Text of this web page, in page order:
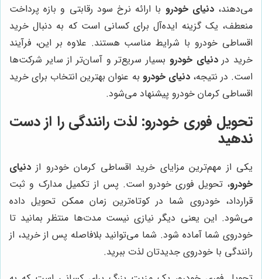
می‌دهند،دنیای خودرو با ارائه نرخ سود رقابتی و بازه پرداخت
منعطف، یک گزینه ایده‌آل برای کسانی است که به دنبال خرید
اقساطی خودرو با شرایط مناسب هستند. علاوه بر این، فرآیند
خرید دردنیای خودرو بسیار سریع‌تر و آسان‌تر از سایر شرکت‌ها
است. در نتیجه،دنیای خودرو به عنوان بهترین انتخاب برای خرید
اقساطی کرمان خودرو پیشنهاد می‌شود.
تحویل فوری خودرو: لذت رانندگی را از دست
ندهید
یکی از مهم‌ترین مزایای خرید اقساطی کرمان خودرو از دنیای
خودرو، تحویل فوری خودرو است. پس از تکمیل مدارک و ثبت
قرارداد، خودروی شما در کوتاه‌ترین زمان ممکن تحویل داده
می‌شود. این یعنی دیگر نیازی نیست مدت‌ها منتظر بمانید تا
خودروی شما آماده شود. شما می‌توانید بلافاصله پس از خرید، از
رانندگی با خودروی جدیدتان لذت ببرید.